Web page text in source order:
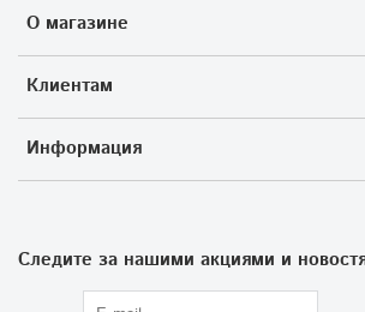
О магазине
Клиентам
Информация
Следите за нашими акциями и